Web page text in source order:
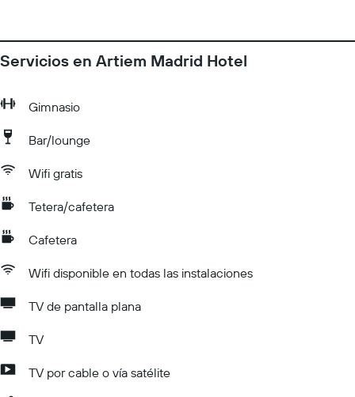
Servicios en Artiem Madrid Hotel
Gimnasio
Bar/lounge
Wifi gratis
Tetera/cafetera
Cafetera
Wifi disponible en todas las instalaciones
TV de pantalla plana
TV
TV por cable o vía satélite